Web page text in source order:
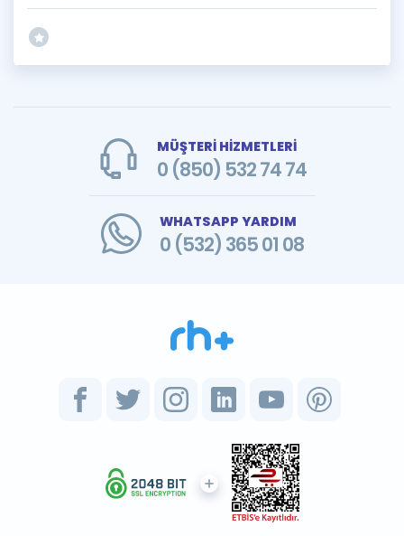
MÜŞTERİ HİZMETLERİ
0 (850) 532 74 74
WHATSAPP YARDIM
0 (532) 365 01 08